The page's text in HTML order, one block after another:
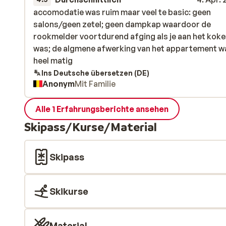
accomodatie was ruim maar veel te basic: geen
salons/geen zetel; geen dampkap waardoor de
rookmelder voortdurend afging als je aan het
was; de algmene afwerking van het appartement
heel matig
accomodatie was ruim maar veel te basic: geen
salons/geen zetel; geen dampkap waardoor de
rookmelder voortdurend afging als je aan het
was; de algmene afwerking van het appartement
heel matig
Ins Deutsche übersetzen (DE)
AnonymMit Familie
Alle 1 Erfahrungsberichte ansehen
Skipass/Kurse/Material
Skipass
Skikurse